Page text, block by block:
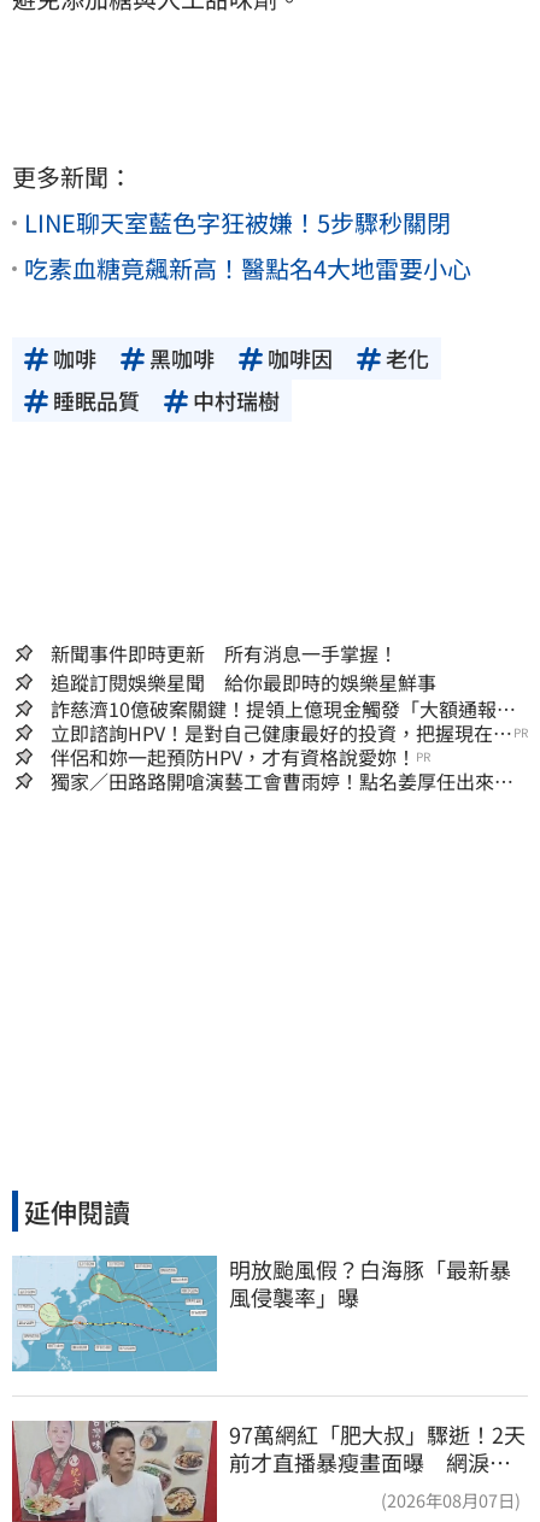
更多新聞：
LINE聊天室藍色字狂被嫌！5步驟秒關閉
吃素血糖竟飆新高！醫點名4大地雷要小心
咖啡 黑咖啡 咖啡因
老化
睡眠品質
中村瑞樹
新聞事件即時更新 所有消息一手掌握！
追蹤訂閱娛樂星聞 給你最即時的娛樂星鮮事
詐慈濟10億破案關鍵！提領上億現金觸發「大額通報」
神鬼律師遭擊落內幕
立即諮詢HPV！是對自己健康最好的投資，把握現在不
嫌晚！
PR
伴侶和妳一起預防HPV，才有資格說愛妳！ PR
獨家／田路路開嗆演藝工會曹雨婷！點名姜厚任出來
延伸閱讀
明放颱風假？白海豚「最新暴
風侵襲率」曝
97萬網紅「肥大叔」驟逝！2天
前才直播暴瘦畫面曝 網淚
(2026年08月07日)